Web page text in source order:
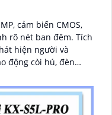
cảm biến CMOS,
nét ban đêm. Tích
hiện người và
động còi hú, đèn